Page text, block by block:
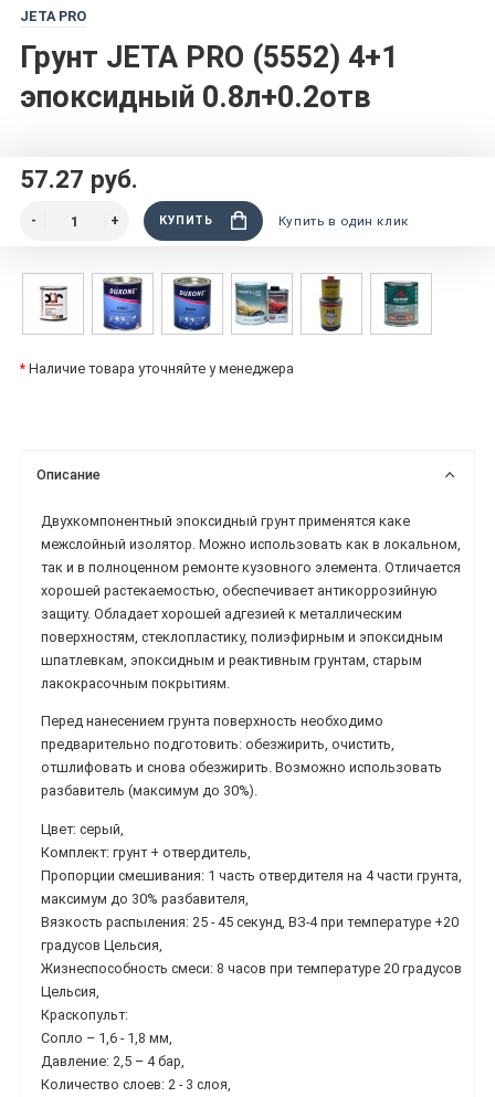
JETA PRO
Грунт JETA PRO (5552) 4+1
эпоксидный 0.8л+0.2отв
57.27 руб.
КУПИТЬ Купить в один клик
* Наличие товара уточняйте у менеджера
Описание
Двухкомпонентный эпоксидный грунт применятся каке
межслойный изолятор. Можно использовать как в локальном,
так и в полноценном ремонте кузовного элемента. Отличается
хорошей растекаемостью, обеспечивает антикоррозийную
защиту. Обладает хорошей адгезией к металлическим
поверхностям, стеклопластику, полиэфирным и эпоксидным
шпатлевкам, эпоксидным и реактивным грунтам, старым
лакокрасочным покрытиям.
Перед нанесением грунта поверхность необходимо
предварительно подготовить: обезжирить, очистить,
отшлифовать и снова обезжирить. Возможно использовать
разбавитель (максимум до 30%).
Цвет: серый,
Комплект: грунт + отвердитель,
Пропорции смешивания: 1 часть отвердителя на 4 части грунта,
максимум до 30% разбавителя,
Вязкость распыления: 25 - 45 секунд, ВЗ-4 при температуре +20
градусов Цельсия,
Жизнеспособность смеси: 8 часов при температуре 20 градусов
Цельсия,
Краскопульт:
Сопло – 1,6 - 1,8 мм,
Давление: 2,5 – 4 бар,
Количество слоев: 2 - 3 слоя,